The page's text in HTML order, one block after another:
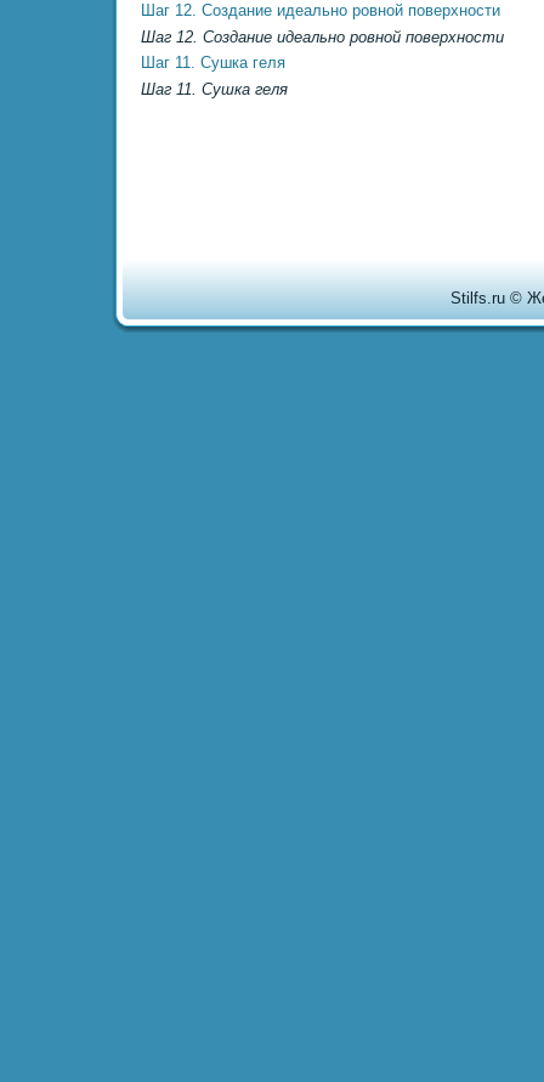
Шаг 12. Создание идеально ровной поверхности
Шаг 12. Создание идеально ровной поверхности
Шаг 11. Сушка геля
Шаг 11. Сушка геля
Stilfs.ru ©